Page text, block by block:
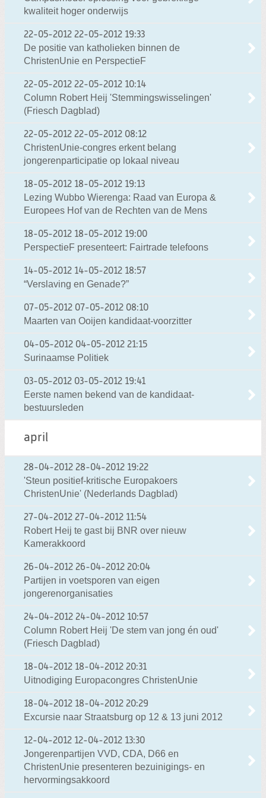
kwaliteit hoger onderwijs
22-05-2012 22-05-2012 19:33
De positie van katholieken binnen de
ChristenUnie en PerspectieF
22-05-2012 22-05-2012 10:14
Column Robert Heij 'Stemmingswisselingen'
(Friesch Dagblad)
22-05-2012 22-05-2012 08:12
ChristenUnie-congres erkent belang
jongerenparticipatie op lokaal niveau
18-05-2012 18-05-2012 19:13
Lezing Wubbo Wierenga: Raad van Europa &
Europees Hof van de Rechten van de Mens
18-05-2012 18-05-2012 19:00
PerspectieF presenteert: Fairtrade telefoons
14-05-2012 14-05-2012 18:57
“Verslaving en Genade?”
07-05-2012 07-05-2012 08:10
Maarten van Ooijen kandidaat-voorzitter
04-05-2012 04-05-2012 21:15
Surinaamse Politiek
03-05-2012 03-05-2012 19:41
Eerste namen bekend van de kandidaat-
bestuursleden
april
28-04-2012 28-04-2012 19:22
'Steun positief-kritische Europakoers
ChristenUnie' (Nederlands Dagblad)
27-04-2012 27-04-2012 11:54
Robert Heij te gast bij BNR over nieuw
Kamerakkoord
26-04-2012 26-04-2012 20:04
Partijen in voetsporen van eigen
jongerenorganisaties
24-04-2012 24-04-2012 10:57
Column Robert Heij 'De stem van jong én oud'
(Friesch Dagblad)
18-04-2012 18-04-2012 20:31
Uitnodiging Europacongres ChristenUnie
18-04-2012 18-04-2012 20:29
Excursie naar Straatsburg op 12 & 13 juni 2012
12-04-2012 12-04-2012 13:30
Jongerenpartijen VVD, CDA, D66 en
ChristenUnie presenteren bezuinigings- en
hervormingsakkoord